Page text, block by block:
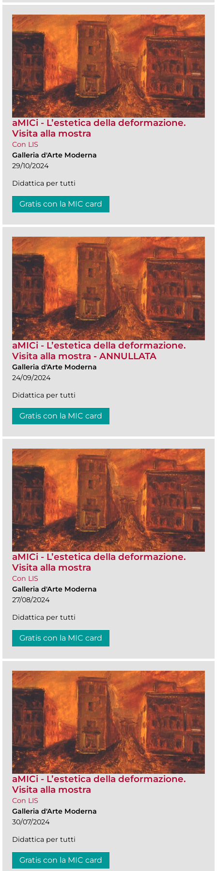
aMICi - L’estetica della deformazione.
Visita alla mostra
Con LIS
Galleria d'Arte Moderna
29/10/2024
Didattica per tutti
Gratis con la MIC card
aMICi - L’estetica della deformazione.
Visita alla mostra - ANNULLATA
Galleria d'Arte Moderna
24/09/2024
Didattica per tutti
Gratis con la MIC card
aMICi - L’estetica della deformazione.
Visita alla mostra
Con LIS
Galleria d'Arte Moderna
27/08/2024
Didattica per tutti
Gratis con la MIC card
aMICi - L’estetica della deformazione.
Visita alla mostra
Con LIS
Galleria d'Arte Moderna
30/07/2024
Didattica per tutti
Gratis con la MIC card